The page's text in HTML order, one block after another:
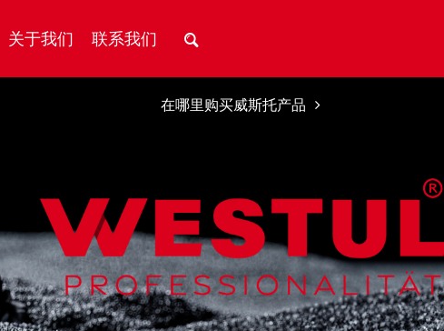
关于我们 联系我们
在哪里购买威斯托产品